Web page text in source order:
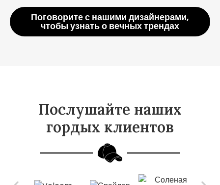
Поговорите с нашими дизайнерами,
чтобы узнать о вечных трендах
Послушайте наших
гордых клиентов